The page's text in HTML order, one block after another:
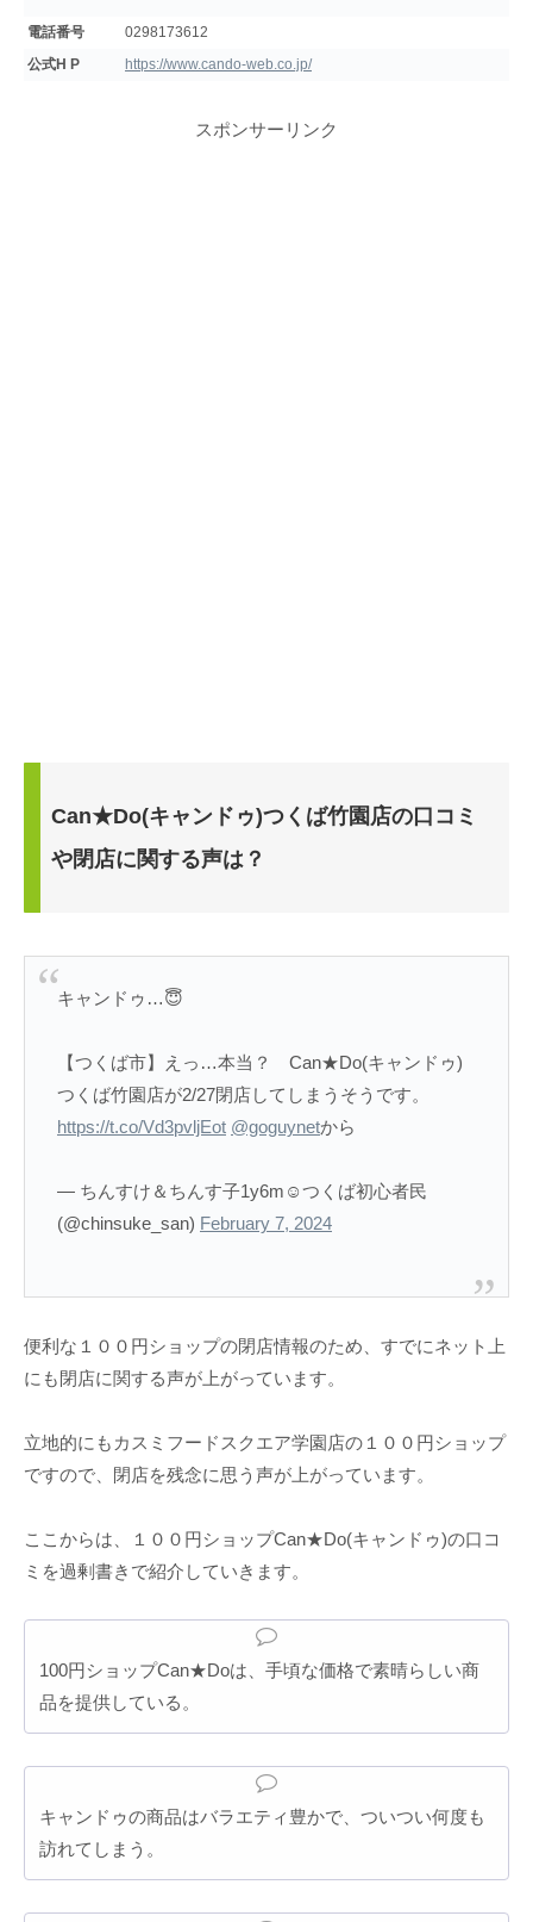
電話番号
0298173612
公式H P
https://www.cando-web.co.jp/
スポンサーリンク
Can★Do(キャンドゥ)つくば竹園店の口コミ
や閉店に関する声は？
キャンドゥ…😇
【つくば市】えっ…本当？ Can★Do(キャンドゥ)
つくば竹園店が2/27閉店してしまうそうです。
https://t.co/Vd3pvljEot @goguynetから
— ちんすけ＆ちんす子1y6m☺︎つくば初心者民
(@chinsuke_san) February 7, 2024
便利な１００円ショップの閉店情報のため、すでにネット上
にも閉店に関する声が上がっています。
立地的にもカスミフードスクエア学園店の１００円ショップ
ですので、閉店を残念に思う声が上がっています。
ここからは、１００円ショップCan★Do(キャンドゥ)の口コ
ミを過剰書きで紹介していきます。
100円ショップCan★Doは、手頃な価格で素晴らしい商
品を提供している。
キャンドゥの商品はバラエティ豊かで、ついつい何度も
訪れてしまう。